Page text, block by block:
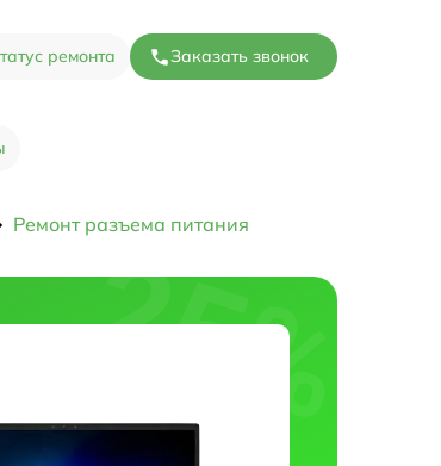
ремонта Заказать звонок
Ремонт разъема питания